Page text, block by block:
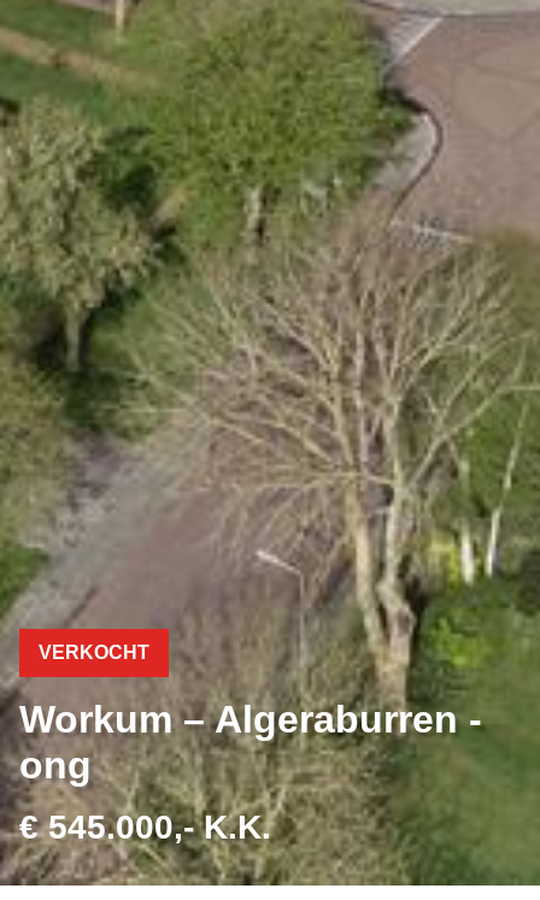
VERKOCHT
Workum – Algeraburren -
ong
€ 545.000,- K.K.